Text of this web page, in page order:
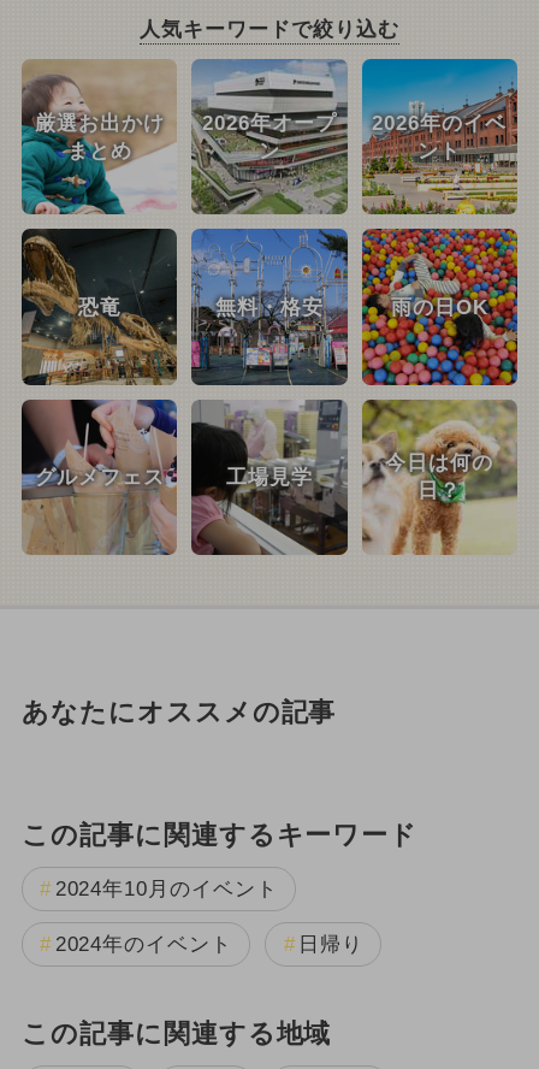
人気キーワードで絞り込む
厳選お出かけ
まとめ
2026年オープ
ン
2026年のイベ
ント
恐竜 無料・格安 雨の日OK
グルメフェス 工場見学
今日は何の
日？
あなたにオススメの記事
この記事に関連するキーワード
2024年10月のイベント
2024年のイベント 日帰り
この記事に関連する地域